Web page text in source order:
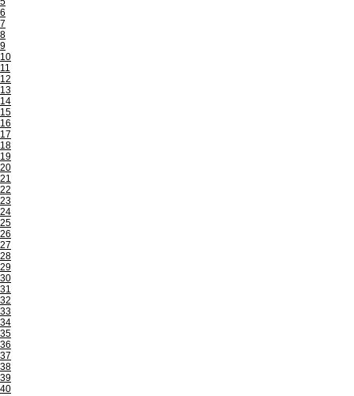
6
7
8
9
10
11
12
13
14
15
16
17
18
19
20
21
22
23
24
25
26
27
28
29
30
31
32
33
34
35
36
37
38
39
40